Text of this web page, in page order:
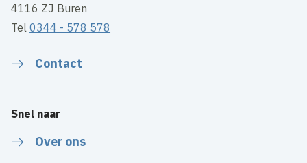
4116 ZJ Buren
Tel0344 - 578 578
Contact
Snel naar
Over ons